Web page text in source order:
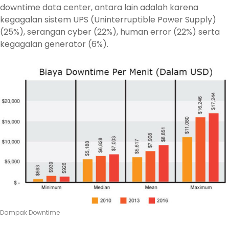
downtime data center, antara lain adalah karena
kegagalan sistem UPS (Uninterruptible Power Supply)
(25%), serangan cyber (22%), human error (22%) serta
kegagalan generator (6%).
Dampak Downtime